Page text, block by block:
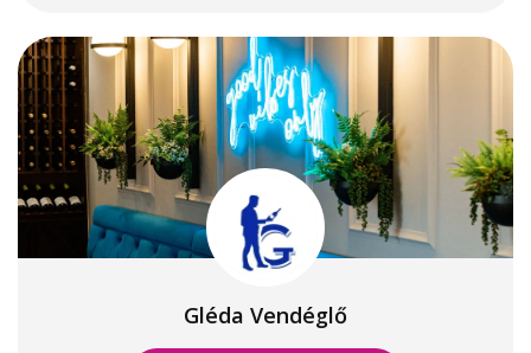
Gléda Vendéglő